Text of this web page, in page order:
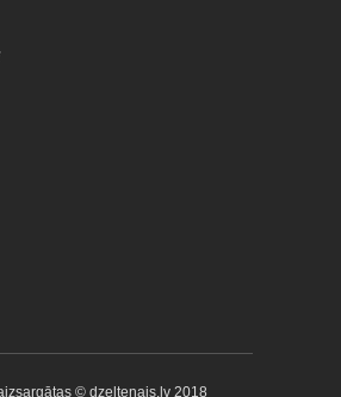
© dzeltenais.lv 2018